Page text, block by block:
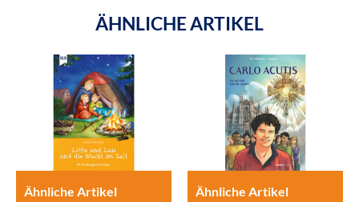
ÄHNLICHE ARTIKEL
Ähnliche Artikel Ähnliche Artikel